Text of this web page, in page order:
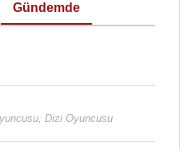
Gündemde
Dizi Oyuncusu